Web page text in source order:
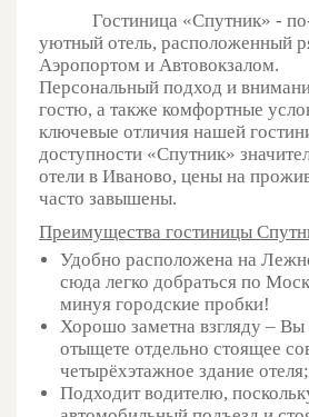
Гостиница «Спутник» -
уютный отель, расположенный
Аэропортом и Автовокзалом.
Персональный подход и
гостю, а также комфортные
ключевые отличия нашей
доступности «Спутник»
отели в Иваново, цены на
часто завышены.
Преимущества гостиницы
Удобно расположена на
сюда легко добраться по
минуя городские пробки!
Хорошо заметна взгляду – Вы
отыщете отдельно стоящее
четырёхэтажное здание отеля;
Подходит водителю,